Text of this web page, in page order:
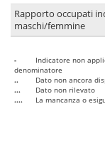
Rapporto occupati
maschi/femmine
-
Indicatore non
denominatore
..
Dato non ancora
...
Dato non rilevato
....
La mancanza o